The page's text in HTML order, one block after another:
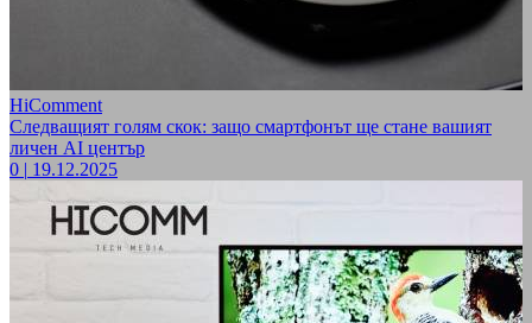
HiComment
Следващият голям скок: защо смартфонът ще стане вашият
личен AI център
0 | 19.12.2025